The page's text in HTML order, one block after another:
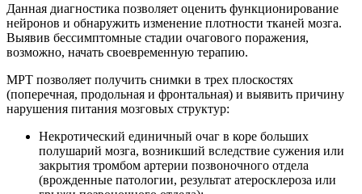
Данная диагностика позволяет оценить функционирование
нейронов и обнаружить изменение плотности тканей мозга.
Выявив бессимптомные стадии очагового поражения,
возможно, начать своевременную терапию.
МРТ позволяет получить снимки в трех плоскостях
(поперечная, продольная и фронтальная) и выявить причину
нарушения питания мозговых структур:
Некротический единичный очаг в коре больших
полушарий мозга, возникший вследствие сужения или
закрытия тромбом артерии позвоночного отдела
(врожденные патологии, результат атеросклероза или